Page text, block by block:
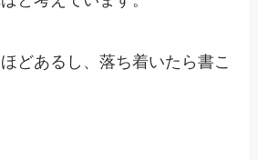
どあるし、落ち着いたら書こ